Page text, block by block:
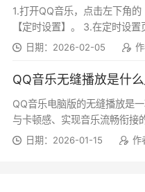
2、【数字专辑】
包上线
1.打开QQ音乐，点击左下角的【齿轮设
【定时设置】。 3.在定时设置页面勾选【开启定时停止播放】选
项，下方可选择按照指定时间
日期：2026-02-05
QQ音乐无缝播放是什
QQ音乐电脑版的无缝播放是
与卡顿感、实现音乐流畅衔接
后两首歌之间的“空轨”，让上
日期：2026-01-15 作